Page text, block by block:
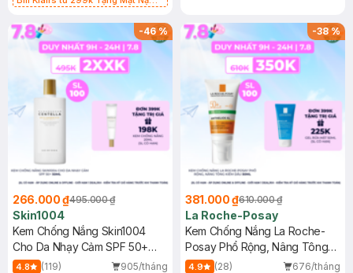
25ml (SL Có Hạn)
-46%
266.000 ₫495.000 ₫
Skin1004
Kem Chống Nắng Skin1004
Cho Da Nhạy Cảm SPF 50+
50ml
4.8 (119)
905/tháng
-38%
381.000 ₫610.000 ₫
La Roche-Posay
Kem Chống Nắng La Roche-
Posay Phổ Rộng, Nâng Tông
Kiềm Dầu 50ml
4.9 (28)
676/tháng